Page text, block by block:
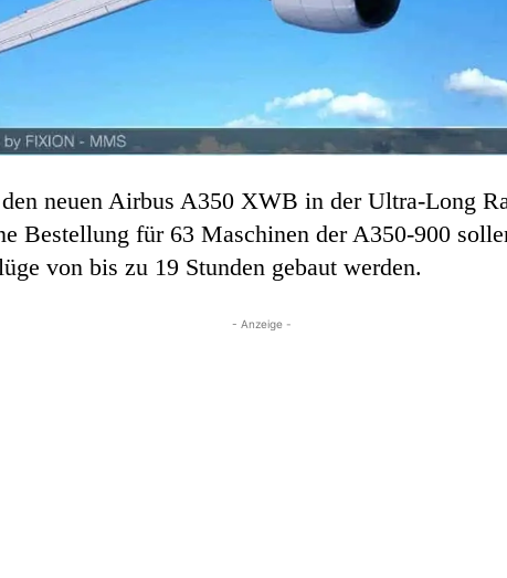
neuen Airbus A350 XWB in der Ultra-Long
Bestellung für 63 Maschinen der A350-900
von bis zu 19 Stunden gebaut werden.
- Anzeige -